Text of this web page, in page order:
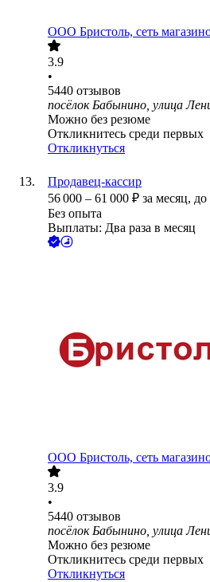
ООО Бристоль, сеть
3.9
•
5440 отзывов
посёлок Бабынино, улица
Можно без резюме
Откликнитесь среди первых
Откликнуться
Продавец-кассир
56 000 – 61 000 ₽ за месяц, до
Без опыта
Выплаты: Два раза в месяц
ООО Бристоль, сеть
3.9
•
5440 отзывов
посёлок Бабынино, улица
Можно без резюме
Откликнитесь среди первых
Откликнуться